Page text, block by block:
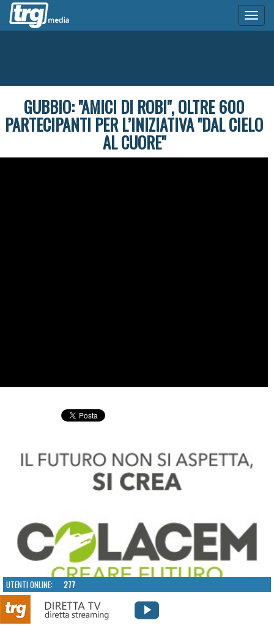
GUBBIO: "AMICI DI ROBI", OLTRE 600
PARTECIPANTI PER L’INIZIATIVA "DAL CIELO
AL CUORE"
UTENTI ONLINE: 277